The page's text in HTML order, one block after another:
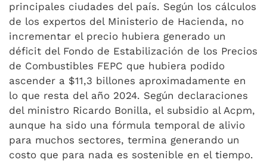
principales ciudades del país. Según los cálculos
de los expertos del Ministerio de Hacienda, no
incrementar el precio hubiera generado un
déficit del Fondo de Estabilización de los Precios
de Combustibles FEPC que hubiera podido
ascender a $11,3 billones aproximadamente en
lo que resta del año 2024. Según declaraciones
del ministro Ricardo Bonilla, el subsidio al Acpm,
aunque ha sido una fórmula temporal de alivio
para muchos sectores, termina generando un
costo que para nada es sostenible en el tiempo.